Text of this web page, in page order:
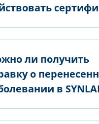
ли получить
о
в